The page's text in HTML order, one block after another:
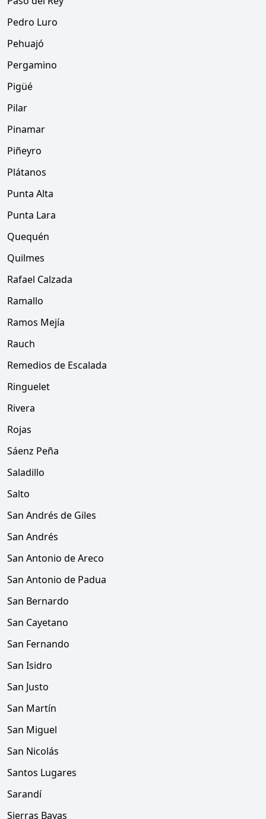
Pedro Luro
Pehuajó
Pergamino
Pigüé
Pilar
Pinamar
Piñeyro
Plátanos
Punta Alta
Punta Lara
Quequén
Quilmes
Rafael Calzada
Ramallo
Ramos Mejía
Rauch
Remedios de Escalada
Ringuelet
Rivera
Rojas
Sáenz Peña
Saladillo
Salto
San Andrés de Giles
San Andrés
San Antonio de Areco
San Antonio de Padua
San Bernardo
San Cayetano
San Fernando
San Isidro
San Justo
San Martín
San Miguel
San Nicolás
Santos Lugares
Sarandí
Sierras Bayas